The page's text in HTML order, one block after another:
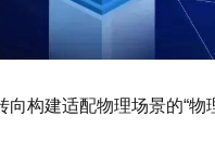
构建适配物理场景的“物